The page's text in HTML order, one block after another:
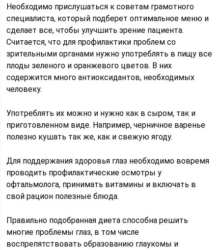
Необходимо прислушаться к советам грамотного
специалиста, который подберет оптимальное меню и
сделает все, чтобы улучшить зрение пациента.
Считается, что для профилактики проблем со
зрительными органами нужно употреблять в пищу все
плоды зеленого и оранжевого цветов. В них
содержится много антиоксидантов, необходимых
человеку.
Употреблять их можно и нужно как в сыром, так и
приготовленном виде. Например, черничное варенье
полезно кушать так же, как и свежую ягоду.
Для поддержания здоровья глаз необходимо вовремя
проводить профилактические осмотры у
офтальмолога, принимать витамины и включать в
свой рацион полезные блюда.
Правильно подобранная диета способна решить
многие проблемы глаз, в том числе
воспрепятствовать образованию глаукомы и